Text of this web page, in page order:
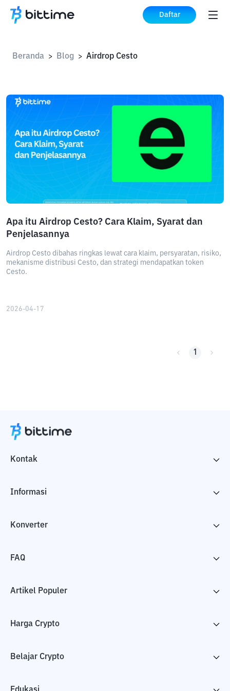
Daftar
Beranda > Blog > Airdrop Cesto
Apa itu Airdrop Cesto? Cara Klaim, Syarat dan
Penjelasannya
Airdrop Cesto dibahas ringkas lewat cara klaim, persyaratan, risiko,
mekanisme distribusi Cesto, dan strategi mendapatkan token
Cesto.
2026-04-17
1
Kontak
Informasi
Konverter
FAQ
Artikel Populer
Harga Crypto
Belajar Crypto